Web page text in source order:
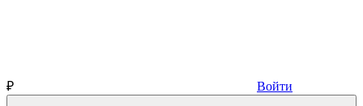
₽ Войти